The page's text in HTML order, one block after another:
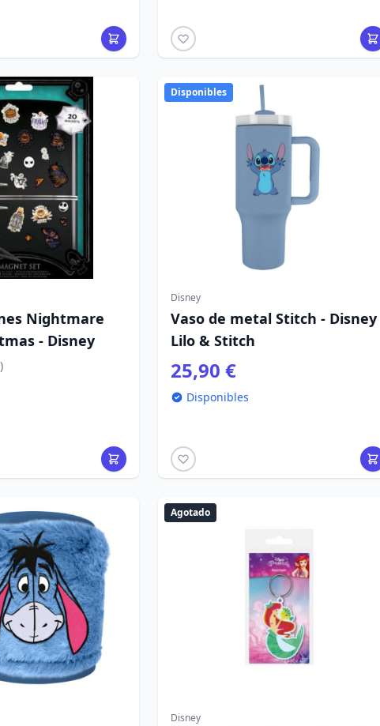
Nightmare
- Disney
Disponibles
Disney
Vaso de metal Stitch - Disney
Lilo & Stitch
25,90 €
Disponibles
Agotado
Disney